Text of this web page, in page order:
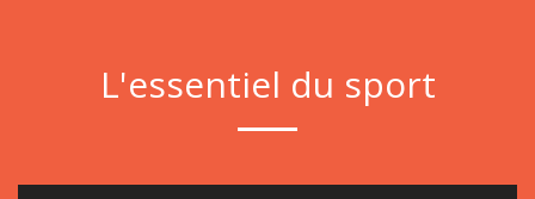
L'essentiel du sport